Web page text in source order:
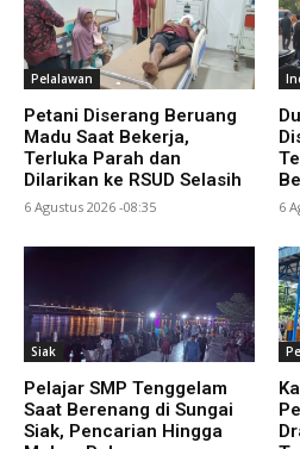
Pelalawan
Petani Diserang Beruang
Madu Saat Bekerja,
Terluka Parah dan
Dilarikan ke RSUD Selasih
6 Agustus 2026 -08:35 6
Siak
Pelajar SMP Tenggelam
Saat Berenang di Sungai
Siak, Pencarian Hingga